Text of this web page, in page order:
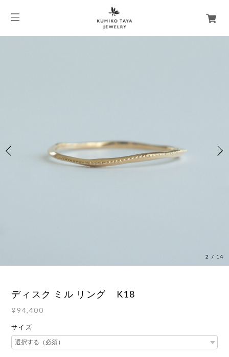
2 / 14
ディスク ミル リング K18
¥94,400
サイズ